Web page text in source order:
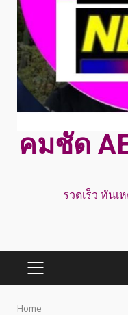
คมชัด
รวดเร็ว ทัน
PRIMARY
Home